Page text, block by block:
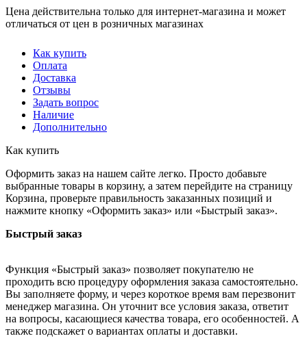
Цена действительна только для интернет-магазина и может
отличаться от цен в розничных магазинах
Как купить
Оплата
Доставка
Отзывы
Задать вопрос
Наличие
Дополнительно
Как купить
Оформить заказ на нашем сайте легко. Просто добавьте
выбранные товары в корзину, а затем перейдите на страницу
Корзина, проверьте правильность заказанных позиций и
нажмите кнопку «Оформить заказ» или «Быстрый заказ».
Быстрый заказ
Функция «Быстрый заказ» позволяет покупателю не
проходить всю процедуру оформления заказа самостоятельно.
Вы заполняете форму, и через короткое время вам перезвонит
менеджер магазина. Он уточнит все условия заказа, ответит
на вопросы, касающиеся качества товара, его особенностей. А
также подскажет о вариантах оплаты и доставки.